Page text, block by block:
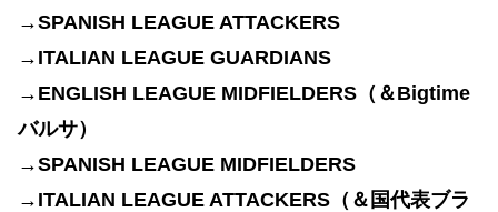
→SPANISH LEAGUE ATTACKERS
→ ITALIAN LEAGUE GUARDIANS
→ENGLISH LEAGUE MIDFIELDERS（＆Bigtime
バルサ）
→SPANISH LEAGUE MIDFIELDERS
→ITALIAN LEAGUE ATTACKERS（＆国代表ブラ